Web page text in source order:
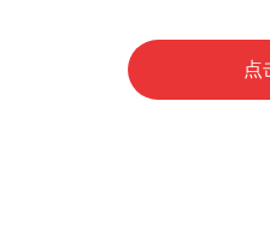
点